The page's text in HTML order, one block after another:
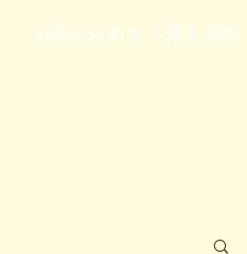
お問い合わせ・見学予約